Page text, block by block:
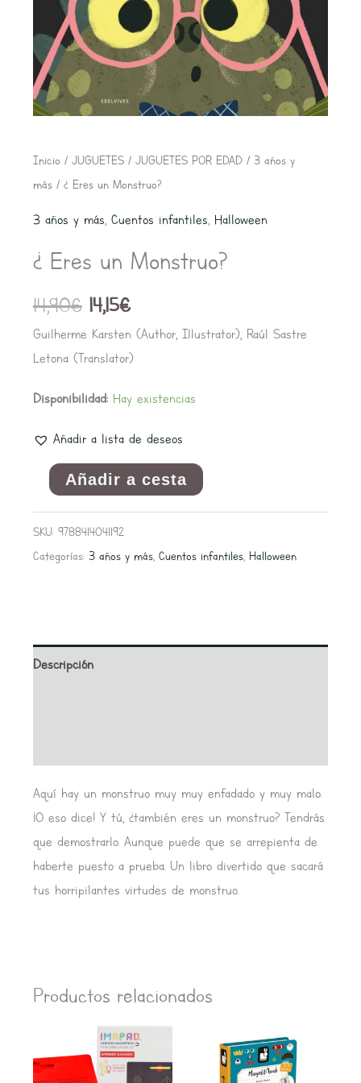
Inicio / JUGUETES/ JUGUETES POR EDAD/ 3 años y
más/ ¿ Eres un Monstruo?
3 años y más, Cuentos infantiles, Halloween
¿ Eres un Monstruo?
14,90€
El
precio
original
era:
14,90€.
14,15€
El
precio
actual
es:
14,15€.
Guilherme Karsten (Author, Illustrator), Raúl Sastre
Letona (Translator)
Disponibilidad: Hay existencias
Añadir a lista de deseos
¿
Eres
Monstruo?
cantidad
Añadir a cesta
SKU: 9788414041192
Categorías: 3 años y más, Cuentos infantiles, Halloween
Descripción
Aquí hay un monstruo muy muy enfadado y muy malo.
¡O eso dice! Y tú, ¿también eres un monstruo? Tendrás
que demostrarlo. Aunque puede que se arrepienta de
haberte puesto a prueba. Un libro divertido que sacará
tus horripilantes virtudes de monstruo.
Productos relacionados